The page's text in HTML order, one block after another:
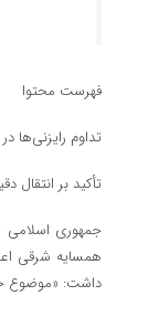
فهرست محتوا
تداوم
تأکید بر انتقال
جمهوری اسلامی
همسایه شرقی
داشت: «موضوع